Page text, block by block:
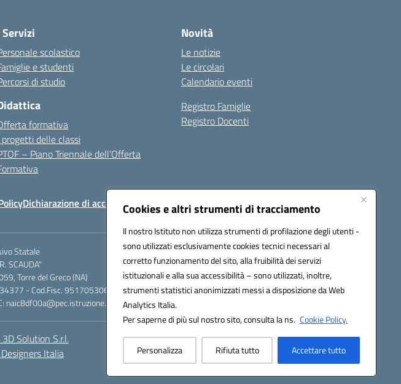
Cookies e altri strumenti di tracciamento
Il nostro Istituto non utilizza strumenti di profilazione degli utenti -
sono utilizzati esclusivamente cookies tecnici necessari al
corretto funzionamento del sito, alla fruibilità dei servizi
istituzionali e alla sua accessibilità – sono utilizzati, inoltre,
strumenti statistici anonimizzati messi a disposizione da Web
Analytics Italia.
Per saperne di più sul nostro sito, consulta la ns. Cookie Policy.
Personalizza Rifiuta tutto Accettare tutto
Servizi
scolastico
e studenti
di studio
formativa
progetti delle classi
– Piano Triennale dell’Offerta
Novità
Le notizie
Le circolari
Calendario eventi
Registro Famiglie
Registro Docenti
Dichiarazione di accessibilità Note legali
Statale
SCAUDA"
Torre del Greco (NA)
- Cod.Fisc. 95170530638
Solution S.r.l.
Italia